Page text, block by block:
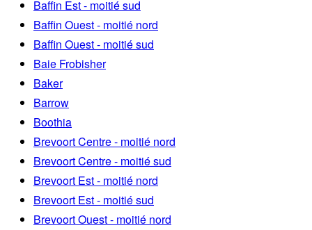
Baffin Est - moitié sud
Baffin Ouest - moitié nord
Baffin Ouest - moitié sud
Baie Frobisher
Baker
Barrow
Boothia
Brevoort Centre - moitié nord
Brevoort Centre - moitié sud
Brevoort Est - moitié nord
Brevoort Est - moitié sud
Brevoort Ouest - moitié nord